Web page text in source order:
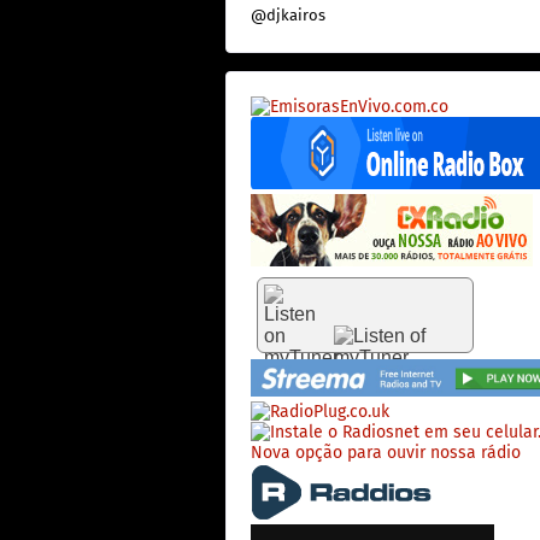
@djkairos